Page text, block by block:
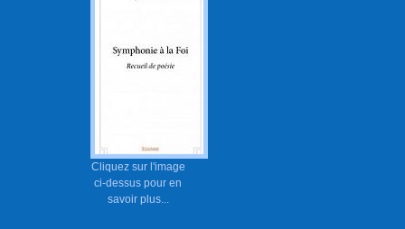
Cliquez sur l'image
ci-dessus pour en
savoir plus...